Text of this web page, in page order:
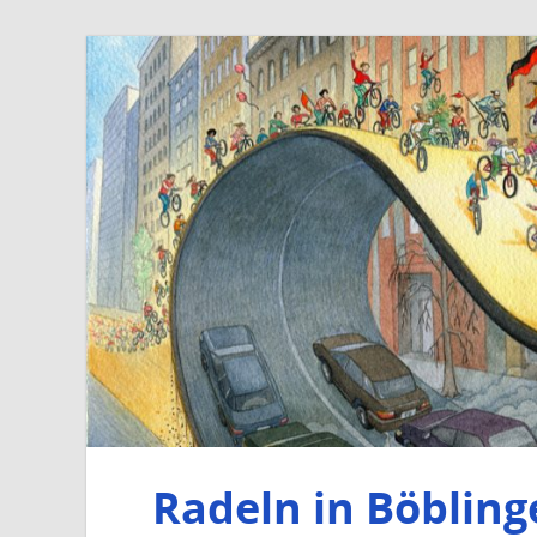
Radeln in